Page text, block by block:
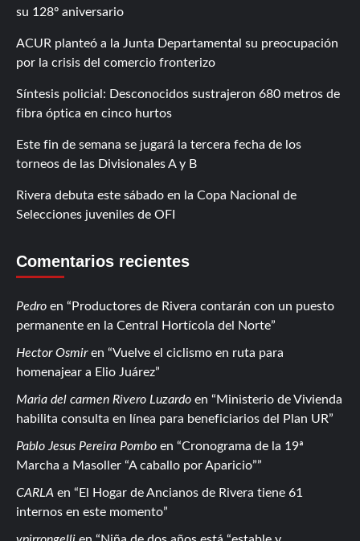
su 128º aniversario
ACUR planteó a la Junta Departamental su preocupación
por la crisis del comercio fronterizo
Síntesis policial: Desconocidos sustrajeron 680 metros de
fibra óptica en cinco hurtos
Este fin de semana se jugará la tercera fecha de los
torneos de las Divisionales A y B
Rivera debuta este sábado en la Copa Nacional de
Selecciones juveniles de OFI
Comentarios recientes
Pedro en
Productores de Rivera contarán con un puesto
permanente en la Central Hortícola del Norte
Hector Osmiren
Vuelve el ciclismo en ruta para
homenajear a Elio Juárez
Maria del carmen Rivero Luzardo en
Ministerio de Vivienda
habilita consulta en línea para beneficiarios del Plan UR
Pablo Jesus Pereira Pombo en
Cronograma de la 19ª
Marcha a Masoller “A caballo por Aparicio”
CARLA en
El Hogar de Ancianos de Rivera tiene 61
internos en este momento